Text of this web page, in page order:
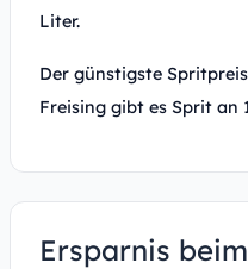
Liter.
Der günstigste
Freising gibt es Sprit an
Ersparnis